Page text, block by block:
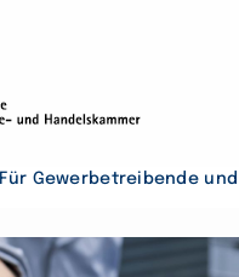
Für Gewerbetreibende